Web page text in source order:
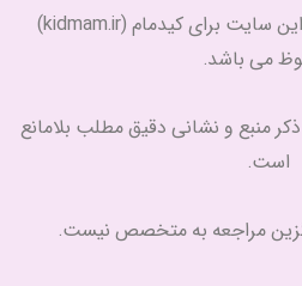
تمام حقوق مادی و معنوی این سایت برای کیدمام (kidmam.ir)
می باشد.
منبع و نشانی دقیق مطلب بلامانع
است.
مراجعه به متخصص نیست.